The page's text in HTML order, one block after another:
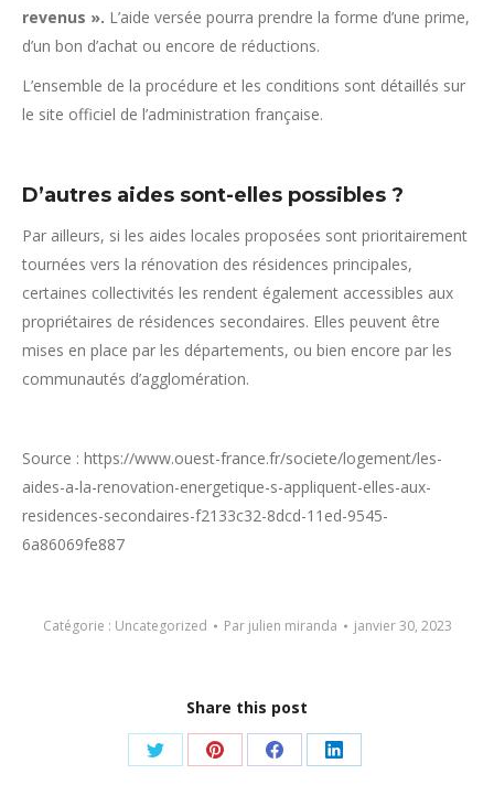
revenus ». L’aide versée pourra prendre la forme d’une prime,
d’un bon d’achat ou encore de réductions.
L’ensemble de la procédure et les conditions sont détaillés sur
le site officiel de l’administration française.
D’autres aides sont-elles possibles ?
Par ailleurs, si les aides locales proposées sont prioritairement
tournées vers la rénovation des résidences principales,
certaines collectivités les rendent également accessibles aux
propriétaires de résidences secondaires. Elles peuvent être
mises en place par les départements, ou bien encore par les
communautés d’agglomération.
Source : https://www.ouest-france.fr/societe/logement/les-
aides-a-la-renovation-energetique-s-appliquent-elles-aux-
residences-secondaires-f2133c32-8dcd-11ed-9545-
6a86069fe887
Catégorie : Uncategorized Par julien miranda janvier 30, 2023
Share this post
PartagerPartagerPartagerPartager